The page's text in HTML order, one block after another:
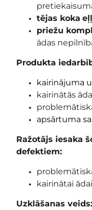
tējas koka
priežu
ādas
Produkta
kairinājuma
kairinātās
apsārtuma
Ražotājs iesaka
defektiem:
kairinātai
Uzklāšanas veids: